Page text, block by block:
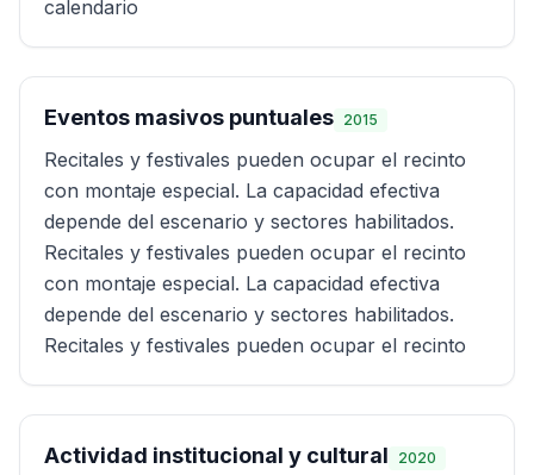
calendario
Eventos masivos puntuales 2015
Recitales y festivales pueden ocupar el recinto
con montaje especial. La capacidad efectiva
depende del escenario y sectores habilitados.
Recitales y festivales pueden ocupar el recinto
con montaje especial. La capacidad efectiva
depende del escenario y sectores habilitados.
Recitales y festivales pueden ocupar el recinto
Actividad institucional y cultural 2020